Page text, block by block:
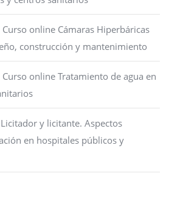
online Cámaras Hiperbáricas
construcción y mantenimiento
online Tratamiento de agua en
y licitante. Aspectos
en hospitales públicos y